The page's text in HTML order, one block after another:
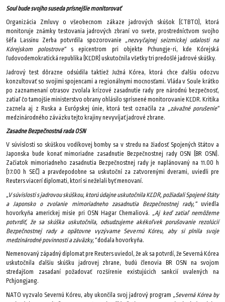
Soul bude svojho suseda prísnejšie monitorovať
Organizácia Zmluvy o všeobecnom zákaze jadrových skúšok (CTBTO), ktorá
monitoruje známky testovania jadrových zbraní vo svete, prostredníctvom svojho
šéfa Lassinu Zerba potvrdila spozorovanie „nezvyčajnej seizmickej udalosti na
Kórejskom polostrove“s epicentrom pri objekte Pchungje-ri, kde Kórejská
ľudovodemokratická republika (KĽDR) uskutočnila všetky tri predošlé jadrové skúšky.
Jadrový test dôrazne odsúdila taktiež Južná Kórea, ktorá chce ďalšiu odozvu
konzultovať so svojimi spojencami a regionálnymi mocnosťami. Vláda v Soule krátko
po zaznamenaní otrasov zvolala krízové zasadnutie rady pre národnú bezpečnosť,
zatiaľ čo tamojšie ministerstvo obrany ohlásilo sprísnené monitorovanie KĽDR. Kritika
zaznela aj z Ruska a Európskej únie, ktorá test označila za „závažné porušeníe“
medzinárodného záväzku tejto krajiny nevyvíjať jadrové zbrane.
Zasadne Bezpečnostná rada OSN
V súvislosti so skúškou vodíkovej bomby sa v stredu na žiadosť Spojených štátov a
Japonska bude konať mimoriadne zasadnutie Bezpečnostnej rady OSN (BR OSN).
Začiatok mimoriadneho zasadnutia Bezpečnostnej rady je naplánovaný na 11.00 h
(17.00 h SEČ) a pravdepodobne sa uskutoční za zatvorenými dverami, uviedli pre
Reuters viacerí diplomati, ktorí si neželali byť menovaní.
„V súvislosti s jadrovou skúškou, ktorú údajne uskutočnila KĽDR, požiadali Spojené štáty
a Japonsko o zvolanie mimoriadneho zasadnutia Bezpečnostnej rady,“uviedla
hovorkyňa americkej misie pri OSN Hagar Chemaliová.„Aj keď zatiaľ nemôžeme
potvrdiť, že sa skúška uskutočnila, odsudzujeme akékoľvek porušovanie rezolúcií
Bezpečnostnej rady a opätovne vyzývame Severnú Kóreu, aby si plnila svoje
medzinárodné povinnosti a záväzky,“dodala hovorkyňa.
Nemenovaný západný diplomat pre Reuters uviedol, že ak sa potvrdí, že Severná Kórea
uskutočnila ďalšiu skúšku jadrovej zbrane, budú členovia BR OSN na svojom
stredajšom zasadaní požadovať rozšírenie existujúcich sankcií uvalených na
Pchjongjang.
NATO vyzvalo Severnú Kóreu, aby ukončila svoj jadrový program „Severná Kórea by